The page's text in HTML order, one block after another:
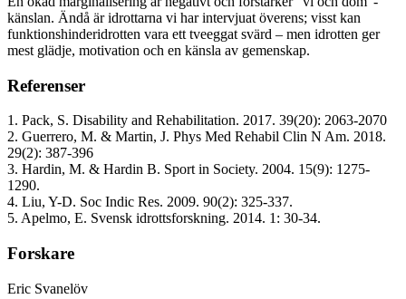
känslan. Ändå är idrottarna vi har intervjuat överens; visst kan
funktionshinderidrotten vara ett tveeggat svärd – men idrotten ger
mest glädje, motivation och en känsla av gemenskap.
Referenser
1. Pack, S. Disability and Rehabilitation. 2017. 39(20): 2063-2070
2. Guerrero, M. & Martin, J. Phys Med Rehabil Clin N Am. 2018.
29(2): 387-396
3. Hardin, M. & Hardin B. Sport in Society. 2004. 15(9): 1275-
1290.
4. Liu, Y-D. Soc Indic Res. 2009. 90(2): 325-337.
5. Apelmo, E. Svensk idrottsforskning. 2014. 1: 30-34.
Forskare
Eric Svanelöv